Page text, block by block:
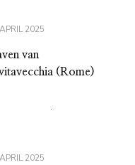
2025
van
(Rome)
2025